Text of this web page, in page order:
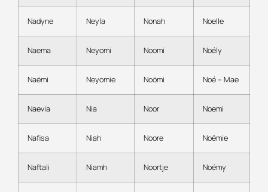
Nadyne Neyla Nonah Noelle
Naema Neyomi Noomi Noély
Naëmi Neyomie Noömi Noé – Mae
Naevia Nia Noor Noemi
Nafisa Niah Noore Noëmie
Naftali Niamh Noortje Noémy